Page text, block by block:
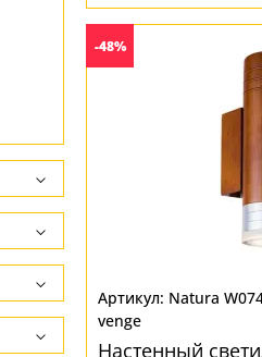
-48%
Natura
venge
Настенный